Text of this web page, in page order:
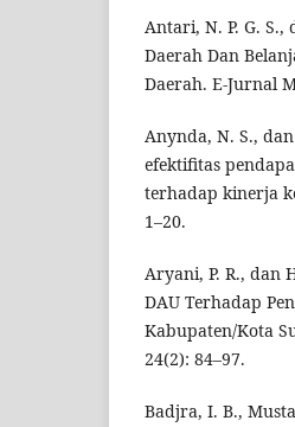
Antari, N. P. G. S.,
Daerah Dan
Daerah. E-Jurnal
Anynda, N. S.,
efektifitas
terhadap kinerja
1–20.
Aryani, P. R., dan
DAU Terhadap
Kabupaten/Kota
24(2): 84–97.
Badjra, I. B.,